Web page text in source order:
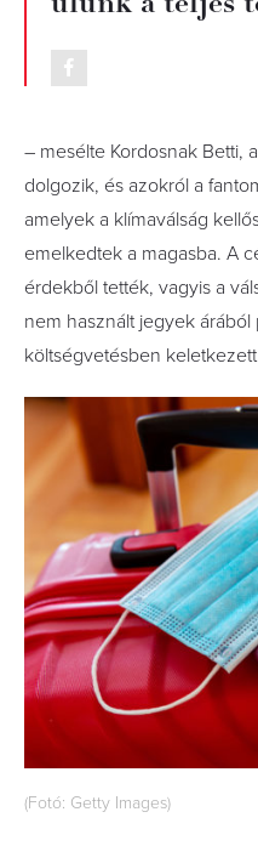
– mesélte Kordosnak Betti,
dolgozik, és azokról a
amelyek a klímaválság
emelkedtek a magasba. A
érdekből tették, vagyis a
nem használt jegyek
költségvetésben
(Fotó: Getty Images)